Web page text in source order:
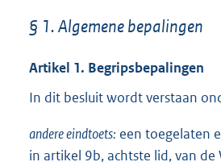
§ 1. Algemene bepalingen
Artikel 1. Begripsbepalingen
In dit besluit wordt verstaan
andere eindtoets: een toegelaten
in artikel 9b, achtste lid, van